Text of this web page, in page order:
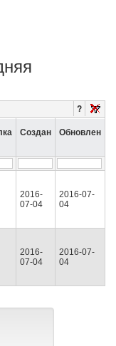
?
Создан Обновлен
2016-
07-04
2016-07-
04
2016-
07-04
2016-07-
04